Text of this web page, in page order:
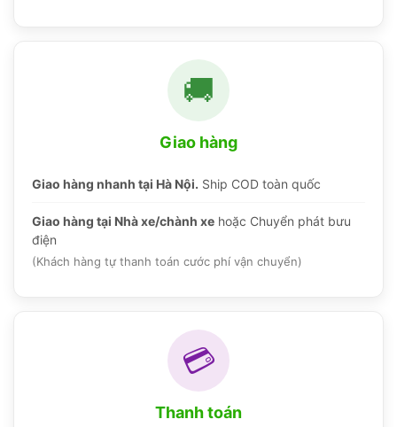
🚚
Giao hàng
Giao hàng nhanh tại Hà Nội. Ship COD toàn quốc
Giao hàng tại Nhà xe/chành xe hoặc Chuyển phát bưu
điện
(Khách hàng tự thanh toán cước phí vận chuyển)
💳
Thanh toán